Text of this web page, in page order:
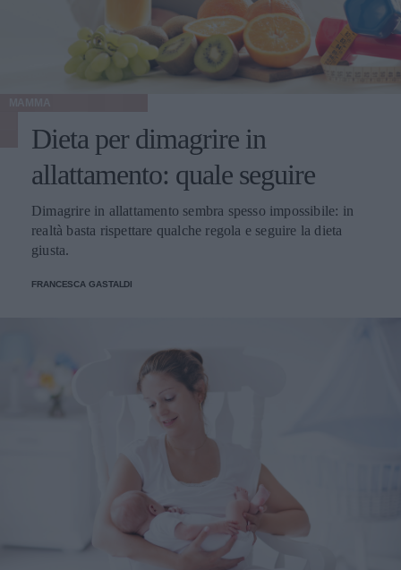
Dieta per dimagrire in
allattamento: quale seguire
Dimagrire in allattamento sembra spesso impossibile: in
realtà basta rispettare qualche regola e seguire la dieta
giusta.
FRANCESCA GASTALDI